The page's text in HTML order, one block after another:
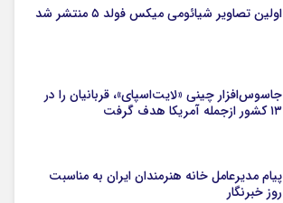
اولین تصاویر شیائومی میکس فولد ۵ منتشر شد
جاسوس‌افزار چینی «لایت‌اسپای»، قربانیان را در
۱۳ کشور ازجمله آمریکا هدف گرفت
پیام مدیرعامل خانه هنرمندان ایران به مناسبت
روز خبرنگار